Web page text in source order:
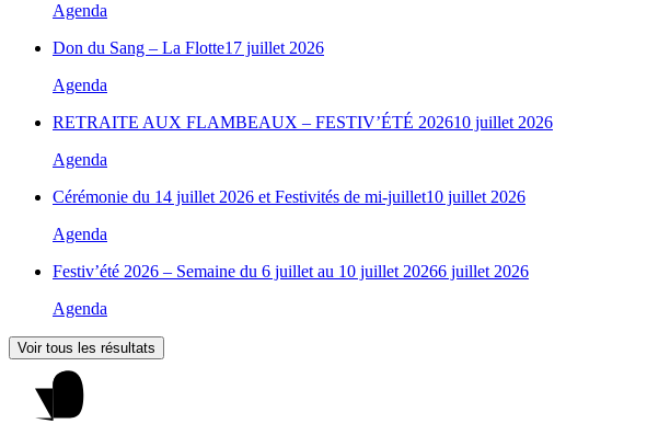
Agenda
Don du Sang – La Flotte17 juillet 2026
Agenda
RETRAITE AUX FLAMBEAUX – FESTIV’ÉTÉ 202610 juillet 2026
Agenda
Cérémonie du 14 juillet 2026 et Festivités de mi-juillet10 juillet 2026
Agenda
Festiv’été 2026 – Semaine du 6 juillet au 10 juillet 20266 juillet 2026
Agenda
Voir tous les résultats